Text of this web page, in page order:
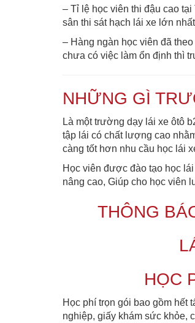
– Tỉ lệ học viên thi đậu cao
sân thi sát hạch lái xe lớn
– Hàng ngàn học viên đã
chưa có việc làm ổn định thì
NHỮNG GÌ
Là một trường dạy lái xe ôtô
tập lái có chất lượng cao
càng tốt hơn nhu cầu học lái
Học viên được đào tạo học
nâng cao, Giúp cho học viên
THÔNG
HỌC
Học phí trọn gói bao gồm hết
nghiệp, giấy khám sức khỏe,